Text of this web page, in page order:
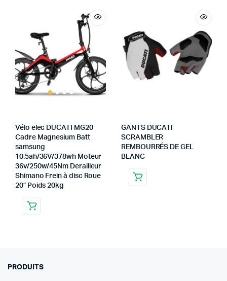
Vélo elec DUCATI MG20
Cadre Magnesium Batt
samsung
10.5ah/36V/378wh Moteur
36v/250w/45Nm Derailleur
Shimano Frein à disc Roue
20” Poids 20kg
GANTS DUCATI
SCRAMBLER
REMBOURRÉS DE GEL
BLANC
PRODUITS